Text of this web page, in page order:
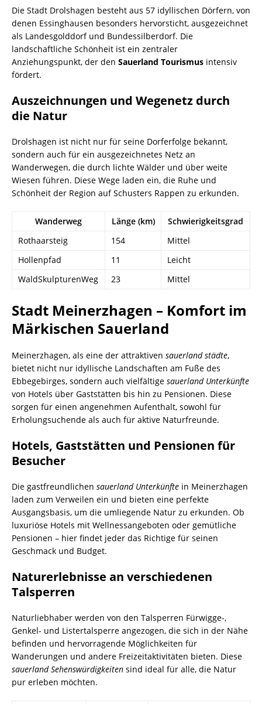
Die Stadt Drolshagen besteht aus 57 idyllischen Dörfern, von
denen Essinghausen besonders hervorsticht, ausgezeichnet
als Landesgolddorf und Bundessilberdorf. Die
landschaftliche Schönheit ist ein zentraler
Anziehungspunkt, der den Sauerland Tourismus intensiv
fördert.
Auszeichnungen und Wegenetz durch
die Natur
Drolshagen ist nicht nur für seine Dorferfolge bekannt,
sondern auch für ein ausgezeichnetes Netz an
Wanderwegen, die durch lichte Wälder und über weite
Wiesen führen. Diese Wege laden ein, die Ruhe und
Schönheit der Region auf Schusters Rappen zu erkunden.
Wanderweg Länge (km)
Schwierigkeitsgrad
Rothaarsteig
154
Mittel
Hollenpfad
11
Leicht
WaldSkulpturenWeg
23 Mittel
Stadt Meinerzhagen – Komfort im
Märkischen Sauerland
Meinerzhagen, als eine der attraktiven sauerland städte,
bietet nicht nur idyllische Landschaften am Fuße des
Ebbegebirges, sondern auch vielfältige sauerland Unterkünfte
von Hotels über Gaststätten bis hin zu Pensionen. Diese
sorgen für einen angenehmen Aufenthalt, sowohl für
Erholungsuchende als auch für aktive Naturfreunde.
Hotels, Gaststätten und Pensionen für
Besucher
Die gastfreundlichen sauerland Unterkünfte in Meinerzhagen
laden zum Verweilen ein und bieten eine perfekte
Ausgangsbasis, um die umliegende Natur zu erkunden. Ob
luxuriöse Hotels mit Wellnessangeboten oder gemütliche
Pensionen – hier findet jeder das Richtige für seinen
Geschmack und Budget.
Naturerlebnisse an verschiedenen
Talsperren
Naturliebhaber werden von den Talsperren Fürwigge-,
Genkel- und Listertalsperre angezogen, die sich in der Nähe
befinden und hervorragende Möglichkeiten für
Wanderungen und andere Freizeitaktivitäten bieten. Diese
sauerland Sehenswürdigkeiten sind ideal für alle, die Natur
pur erleben möchten.